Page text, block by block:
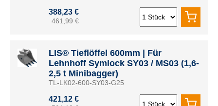
388,23 €
461,99 €
LIS® Tieflöffel 600mm | Für
Lehnhoff Symlock SY03 / MS03 (1,6-
2,5 t Minibagger)
TL-LK02-600-SY03-G25
421,12 €